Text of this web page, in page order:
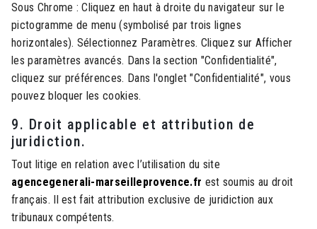
Sous Chrome : Cliquez en haut à droite du navigateur sur le
pictogramme de menu (symbolisé par trois lignes
horizontales). Sélectionnez Paramètres. Cliquez sur Afficher
les paramètres avancés. Dans la section "Confidentialité",
cliquez sur préférences. Dans l'onglet "Confidentialité", vous
pouvez bloquer les cookies.
9. Droit applicable et attribution de
juridiction.
Tout litige en relation avec l’utilisation du site
agencegenerali-marseilleprovence.fr est soumis au droit
français. Il est fait attribution exclusive de juridiction aux
tribunaux compétents.